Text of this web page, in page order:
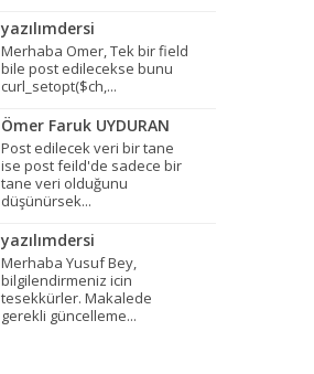
yazılımdersi
Merhaba Omer, Tek bir field
bile post edilecekse bunu
curl_setopt($ch,...
Ömer Faruk UYDURAN
Post edilecek veri bir tane
ise post feild'de sadece bir
tane veri olduğunu
düşünürsek...
yazılımdersi
Merhaba Yusuf Bey,
bilgilendirmeniz icin
tesekkürler. Makalede
gerekli güncelleme...